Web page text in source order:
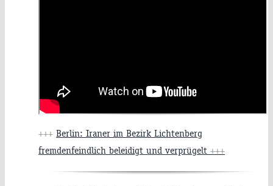
+++ Berlin: Iraner im Bezirk Lichtenberg
fremdenfeindlich beleidigt und verprügelt +++